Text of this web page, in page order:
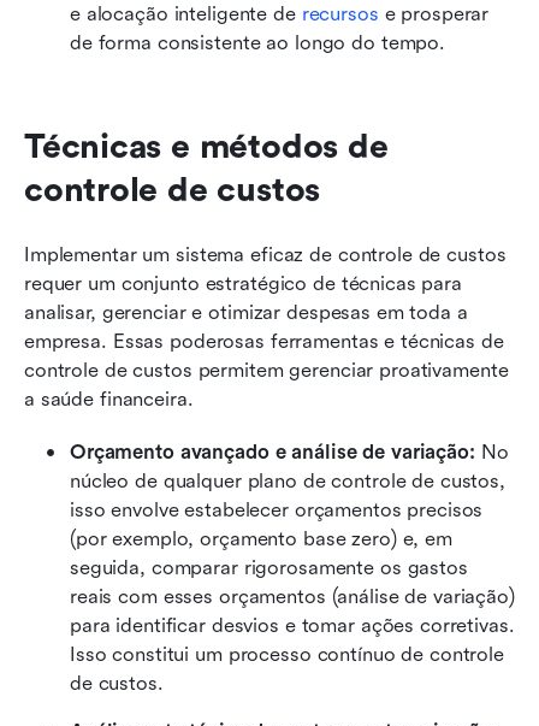
e alocação inteligente de recursos e prosperar
de forma consistente ao longo do tempo.
Técnicas e métodos de
controle de custos
Implementar um sistema eficaz de controle de custos
requer um conjunto estratégico de técnicas para
analisar, gerenciar e otimizar despesas em toda a
empresa. Essas poderosas ferramentas e técnicas de
controle de custos permitem gerenciar proativamente
a saúde financeira.
Orçamento avançado e análise de variação: No
núcleo de qualquer plano de controle de custos,
isso envolve estabelecer orçamentos precisos
(por exemplo, orçamento base zero) e, em
seguida, comparar rigorosamente os gastos
reais com esses orçamentos (análise de variação)
para identificar desvios e tomar ações corretivas.
Isso constitui um processo contínuo de controle
de custos.